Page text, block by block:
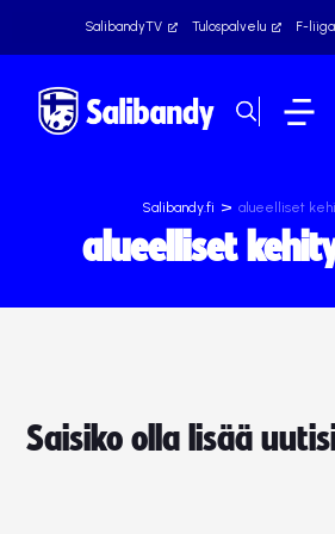
SalibandyTV Tulospalvelu F-liiga
Salibandy.fi > alueelliset
alueelliset
Saisiko olla lisää